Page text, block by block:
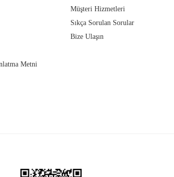
Metni
Müşteri Hizmetleri
Sıkça Sorulan Sorular
Bize Ulaşın